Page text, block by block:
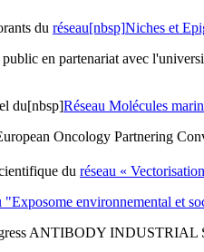
du réseau[nbsp]Niches et
en partenariat avec
du[nbsp]Réseau Molécules
Oncology Partnering
du réseau «
"Exposome environnemental et
ANTIBODY INDUSTRIAL